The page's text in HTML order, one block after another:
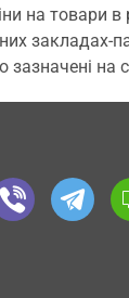
на товари в
закладах-
зазначені на